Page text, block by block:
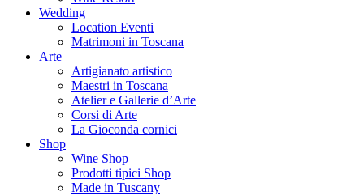
Wedding
Location Eventi
Matrimoni in Toscana
Arte
Artigianato artistico
Maestri in Toscana
Atelier e Gallerie d’Arte
Corsi di Arte
La Gioconda cornici
Shop
Wine Shop
Prodotti tipici Shop
Made in Tuscany